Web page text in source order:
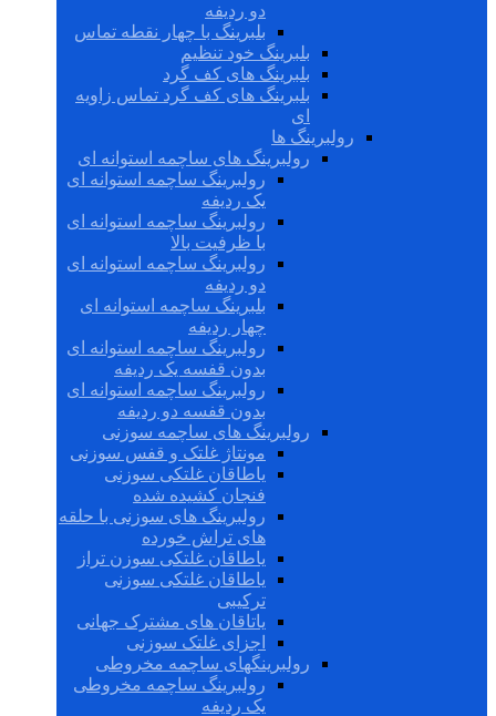
دو ردیفه
بلبرینگ با چهار نقطه تماس
بلبرینگ خود تنظیم
بلبرینگ های کف گرد
بلبرینگ های کف گرد تماس زاویه
ای
رولبرینگ ها
رولبرینگ های ساچمه استوانه ای
رولبرینگ ساچمه استوانه ای
یک ردیفه
رولبرینگ ساچمه استوانه ای
با ظرفیت بالا
رولبرینگ ساچمه استوانه ای
دو ردیفه
بلبرینگ ساچمه استوانه ای
چهار ردیفه
رولبرینگ ساچمه استوانه ای
بدون قفسه یک ردیفه
رولبرینگ ساچمه استوانه ای
بدون قفسه دو ردیفه
رولبرینگ های ساچمه سوزنی
مونتاژ غلتک و قفس سوزنی
یاطاقان غلتکی سوزنی
فنجان کشیده شده
رولبرینگ های سوزنی با حلقه
های تراش خورده
یاطاقان غلتکی سوزن تراز
یاطاقان غلتکی سوزنی
ترکیبی
یاتاقان های مشترک جهانی
اجزای غلتک سوزنی
رولبرینگهای ساچمه مخروطی
رولبرینگ ساچمه مخروطی
یک ردیفه